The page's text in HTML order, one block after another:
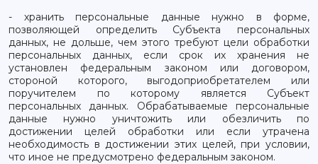
- хранить персональные данные нужно в форме,
позволяющей определить Субъекта персональных
данных, не дольше, чем этого требуют цели обработки
персональных данных, если срок их хранения не
установлен федеральным законом или договором,
стороной которого, выгодоприобретателем или
поручителем по которому является Субъект
персональных данных. Обрабатываемые персональные
данные нужно уничтожить или обезличить по
достижении целей обработки или если утрачена
необходимость в достижении этих целей, при условии,
что иное не предусмотрено федеральным законом.